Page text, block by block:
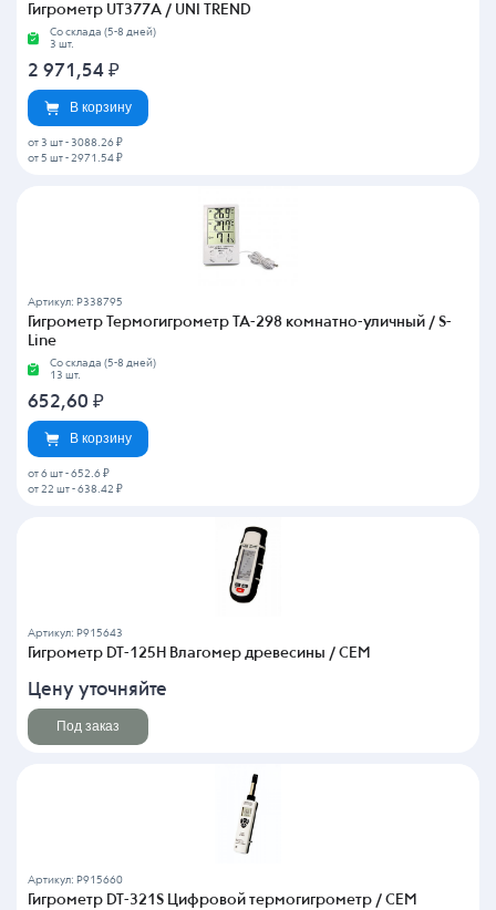
Гигрометр UT377A / UNI TREND
Со склада (5-8 дней)
3 шт.
2 971,54 ₽
В корзину
от 3 шт - 3088.26 ₽
от 5 шт - 2971.54 ₽
Артикул: P338795
Гигрометр Термогигрометр TA-298 комнатно-уличный / S-
Line
Со склада (5-8 дней)
13 шт.
652,60 ₽
В корзину
от 6 шт - 652.6 ₽
от 22 шт - 638.42 ₽
Артикул: P915643
Гигрометр DT-125H Влагомер древесины / CEM
Цену уточняйте
Под заказ
Артикул: P915660
Гигрометр DT-321S Цифровой термогигрометр / CEM